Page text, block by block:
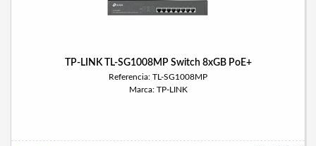
TP-LINK TL-SG1008MP Switch 8xGB PoE+
Referencia: TL-SG1008MP
Marca: TP-LINK